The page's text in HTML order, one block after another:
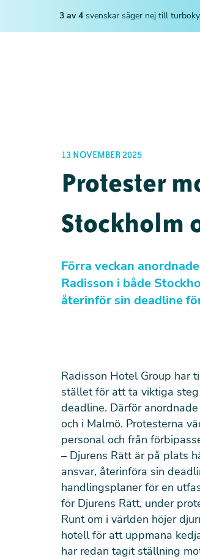
3 av 4 svenskar säger nej till
13 NOVEMBER 2025
Protester
Stockholm
Förra veckan
Radisson i både
återinför sin deadline
Radisson Hotel Group har
stället för att ta viktiga
deadline. Därför
och i Malmö. Protesterna
personal och från
– Djurens Rätt är på plats
ansvar, återinföra sin
handlingsplaner för en
för Djurens Rätt, under
Runt om i världen höjer
hotell för att uppmana
har redan tagit ställning